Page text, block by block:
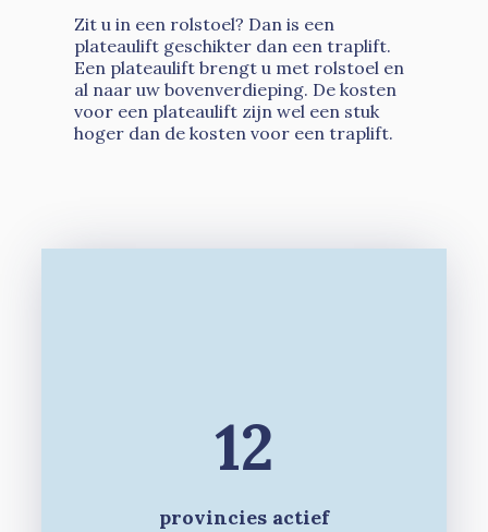
Zit u in een rolstoel? Dan is een
plateaulift geschikter dan een traplift.
Een plateaulift brengt u met rolstoel en
al naar uw bovenverdieping. De kosten
voor een plateaulift zijn wel een stuk
hoger dan de kosten voor een traplift.
12
provincies actief